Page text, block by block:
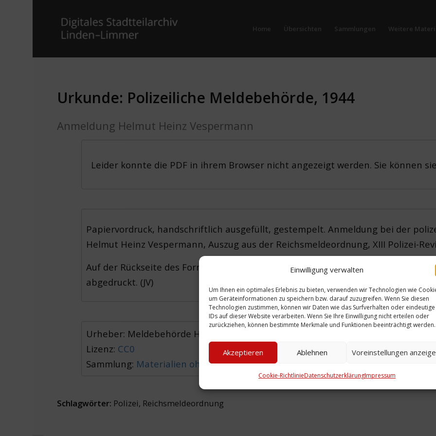
Einwilligung verwalten
Um Ihnen ein optimales Erlebnis zu bieten, verwenden wir Technologien wie
um Geräteinformationen zu speichern bzw. darauf zuzugreifen. Wenn Sie diesen
Technologien zustimmen, können wir Daten wie das Surfverhalten oder eindeutige
IDs auf dieser Website verarbeiten. Wenn Sie Ihre Einwilligung nicht erteilen oder
zurückziehen, können bestimmte Merkmale und Funktionen beeinträchtigt werden.
Akzeptieren Ablehnen Voreinstellungen
Cookie-RichtlinieDatenschutzerklärungImpressum
Home Übersichten Sammlungen Weitere
Urkunde: Polizeiliche Meldebehörde, 1944
Anmeldung Helmut Heinz Vespermann
Leider konnte die PDF in ihrem Browser nicht angezeigt werden. Sie können
Papiervordruck, handschriftlich ausgefüllt, gestempelt. Anmeldung bei der
Helmut Heinz Vespermann, Auszug aus der Reichsmeldeordnung, XIII Polizei-
Auf der Rückseite des Formulars ist ein Auszug aus der Reichsmeldeverordnung
abgedruckt. (JV)
Urheber: Meldebehörde Hannover
Lizenz: CC0
Sammlung: Materialien ohne Sammlung
Zeitliche Einordnung:
Ort: Pestalozzistraße
Personen:
Schlagwörter: Polizei, Reichsmeldeordnung